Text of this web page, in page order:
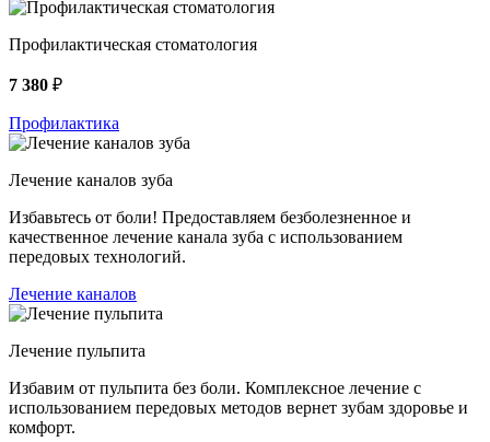
Профилактическая стоматология
7 380 ₽
Профилактика
Лечение каналов зуба
Избавьтесь от боли! Предоставляем безболезненное и
качественное лечение канала зуба с использованием
передовых технологий.
Лечение каналов
Лечение пульпита
Избавим от пульпита без боли. Комплексное лечение с
использованием передовых методов вернет зубам здоровье и
комфорт.